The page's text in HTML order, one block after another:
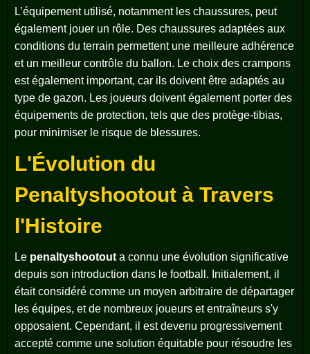
L’équipement utilisé, notamment les chaussures, peut
également jouer un rôle. Des chaussures adaptées aux
conditions du terrain permettent une meilleure adhérence
et un meilleur contrôle du ballon. Le choix des crampons
est également important, car ils doivent être adaptés au
type de gazon. Les joueurs doivent également porter des
équipements de protection, tels que des protège-tibias,
pour minimiser le risque de blessures.
L'Évolution du
Penaltyshootout à Travers
l'Histoire
Le penaltyshootout a connu une évolution significative
depuis son introduction dans le football. Initialement, il
était considéré comme un moyen arbitraire de départager
les équipes, et de nombreux joueurs et entraîneurs s'y
opposaient. Cependant, il est devenu progressivement
accepté comme une solution équitable pour résoudre les